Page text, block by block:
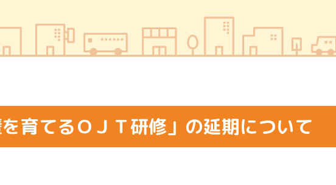
育てるＯＪＴ研修」の延期について